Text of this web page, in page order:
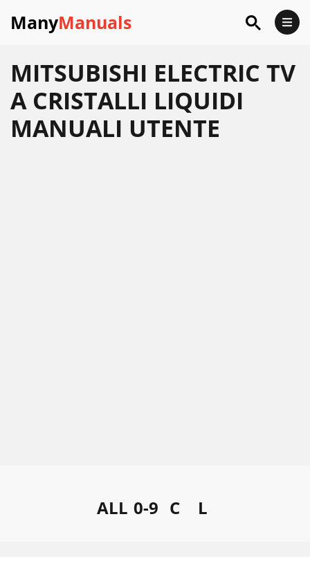
ManyManuals
MITSUBISHI ELECTRIC TV
A CRISTALLI LIQUIDI
MANUALI UTENTE
ALL 0-9 C L